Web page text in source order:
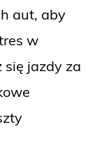
aut, aby
w
się jazdy za